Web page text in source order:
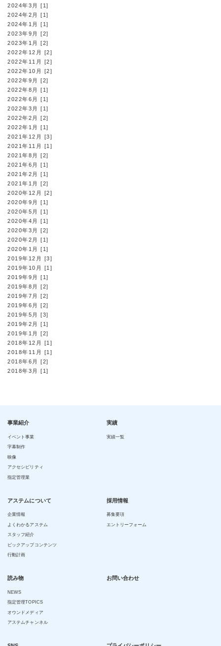
2024年3月 [1]
2024年2月 [1]
2024年1月 [1]
2023年9月 [2]
2023年1月 [2]
2022年12月 [2]
2022年11月 [2]
2022年10月 [2]
2022年9月 [2]
2022年8月 [1]
2022年6月 [1]
2022年3月 [1]
2022年2月 [2]
2022年1月 [1]
2021年12月 [3]
2021年11月 [1]
2021年8月 [2]
2021年6月 [1]
2021年2月 [1]
2021年1月 [2]
2020年12月 [2]
2020年9月 [1]
2020年5月 [1]
2020年4月 [1]
2020年3月 [2]
2020年2月 [1]
2020年1月 [1]
2019年12月 [3]
2019年10月 [1]
2019年9月 [1]
2019年8月 [2]
2019年7月 [2]
2019年6月 [2]
2019年5月 [3]
2019年2月 [1]
2019年1月 [2]
2018年12月 [1]
2018年11月 [1]
2018年6月 [2]
2018年3月 [1]
事業紹介
イベント事業
字幕制作
映像
アクセシビリティ
指定管理業
実績
実績一覧
アステムについて
企業情報
よくわかるアステム
スタッフ紹介
ピックアップコンテンツ
行動計画
採用情報
募集要項
エントリーフォーム
読み物
NEWS
指定管理TOPICS
オウンドメディア
アステムチャンネル
お問い合わせ